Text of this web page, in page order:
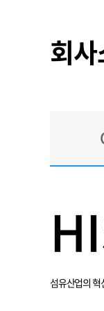
회사
섬유산업의 혁